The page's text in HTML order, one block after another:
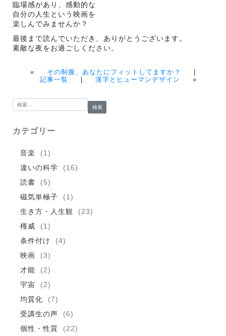
臨場感があり、感動的な
自分の人生という映画を
楽しんでみませんか？
最後まで読んでいただき、ありがとうございます。
素敵な夜をお過ごしください。
« その制服、あなたにフィットしてますか？
記事一覧
漢字とヒューマンデザイン »
検索:
カテゴリー
音楽
(1)
違いの科学
(16)
読書
(5)
磁気単極子
(1)
生き方・人生観
(23)
権威
(1)
条件付け
(4)
映画
(3)
才能
(2)
宇宙
(2)
均質化
(7)
受講生の声
(6)
個性・性質
(22)